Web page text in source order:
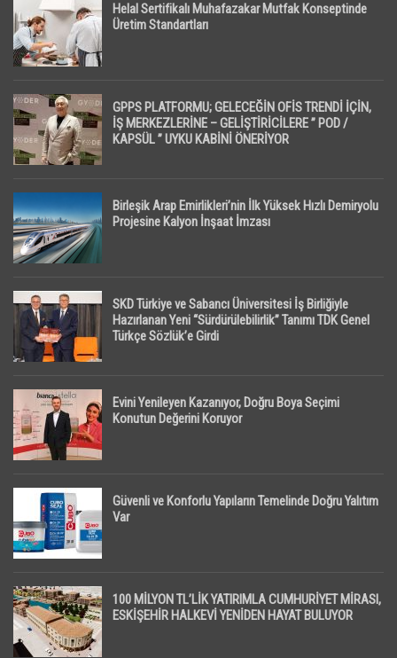
Helal Sertifikalı Muhafazakar Mutfak Konseptinde
Üretim Standartları
GPPS PLATFORMU; GELECEĞİN OFİS TRENDİ İÇİN,
İŞ MERKEZLERİNE – GELİŞTİRİCİLERE ” POD /
KAPSÜL ” UYKU KABİNİ ÖNERİYOR
Birleşik Arap Emirlikleri’nin İlk Yüksek Hızlı Demiryolu
Projesine Kalyon İnşaat İmzası
SKD Türkiye ve Sabancı Üniversitesi İş Birliğiyle
Hazırlanan Yeni “Sürdürülebilirlik” Tanımı TDK Genel
Türkçe Sözlük’e Girdi
Evini Yenileyen Kazanıyor, Doğru Boya Seçimi
Konutun Değerini Koruyor
Güvenli ve Konforlu Yapıların Temelinde Doğru Yalıtım
Var
100 MİLYON TL’LİK YATIRIMLA CUMHURİYET MİRASI,
ESKİŞEHİR HALKEVİ YENİDEN HAYAT BULUYOR